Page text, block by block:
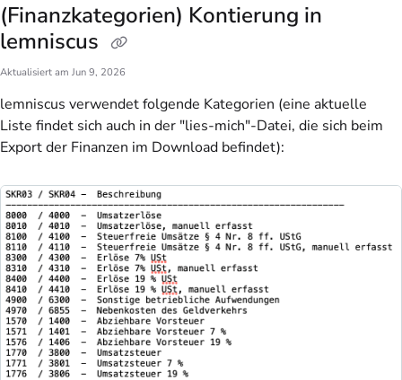
(Finanzkategorien) Kontierung in
lemniscus
Aktualisiert am Jun 9, 2026
lemniscus verwendet folgende Kategorien (eine aktuelle
Liste findet sich auch in der "lies-mich"-Datei, die sich beim
Export der Finanzen im Download befindet):